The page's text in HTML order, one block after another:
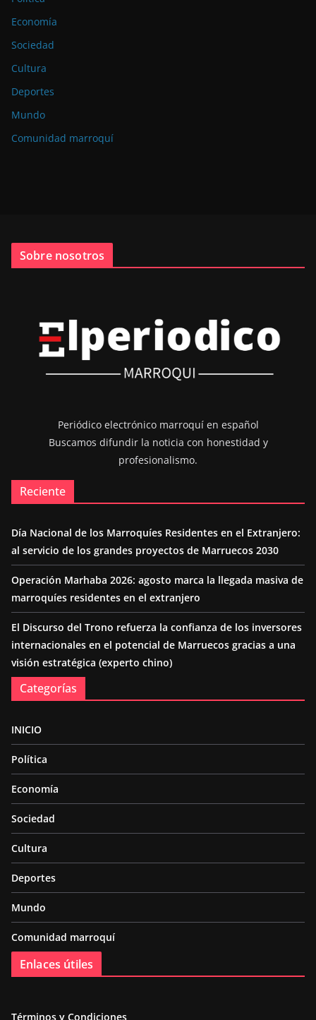
Economía
Sociedad
Cultura
Deportes
Mundo
Comunidad marroquí
Sobre nosotros
Periódico electrónico marroquí en español
Buscamos difundir la noticia con honestidad y
profesionalismo.
Reciente
Día Nacional de los Marroquíes Residentes en el Extranjero:
al servicio de los grandes proyectos de Marruecos 2030
Operación Marhaba 2026: agosto marca la llegada masiva de
marroquíes residentes en el extranjero
El Discurso del Trono refuerza la confianza de los inversores
internacionales en el potencial de Marruecos gracias a una
visión estratégica (experto chino)
Categorías
INICIO
Política
Economía
Sociedad
Cultura
Deportes
Mundo
Comunidad marroquí
Enlaces útiles
Términos y Condiciones